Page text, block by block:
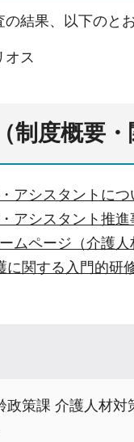
結果、以下のと
オス
制度概要・
アシスタントにつ
アシスタント推
ムページ（介護
に関する入門的研
策課 介護人材対